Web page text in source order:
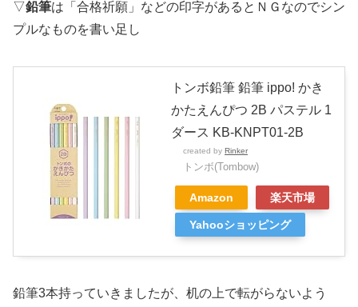
▽鉛筆は「合格祈願」などの印字があるとＮＧなのでシン
プルなものを書い足し
トンボ鉛筆 鉛筆 ippo! かき
かたえんぴつ 2B パステル 1
ダース KB-KNPT01-2B
created by Rinker
トンボ(Tombow)
Amazon 楽天市場
Yahooショッピング
鉛筆3本持っていきましたが、机の上で転がらないよう